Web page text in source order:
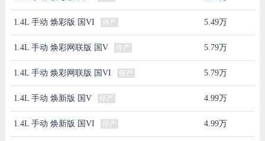
1.4L 手动 焕彩版 国VI 停产 5.49万
1.4L 手动 焕彩网联版 国V 停产 5.79万
1.4L 手动 焕彩网联版 国VI 停产 5.79万
1.4L 手动 焕新版 国V 停产 4.99万
1.4L 手动 焕新版 国VI 停产 4.99万